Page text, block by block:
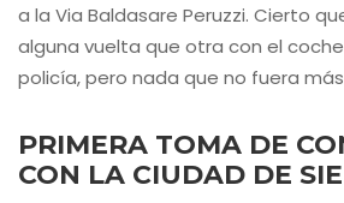
a la Via Baldasare Peruzzi. Cierto
alguna vuelta que otra con el
policía, pero nada que no fuera
PRIMERA TOMA DE
CON LA CIUDAD DE